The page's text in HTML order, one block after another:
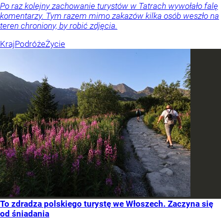
Po raz kolejny zachowanie turystów w Tatrach wywołało falę
komentarzy. Tym razem mimo zakazów kilka osób weszło na
teren chroniony, by robić zdjęcia.
KrajPodróżeŻycie
To zdradza polskiego turystę we Włoszech. Zaczyna się
od śniadania